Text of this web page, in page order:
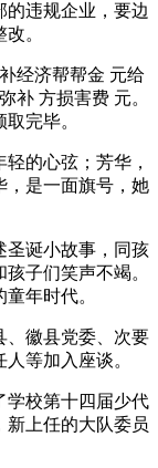
的违规企业，要边
。
经济帮帮金 元给
补 方损害费 元。
完毕。
的心弦；芳华，
，是一面旗号，她
诞小故事，同孩
子们笑声不竭。
年时代。
徽县党委、次要
等加入座谈。
校第十四届少代
新上任的大队委员